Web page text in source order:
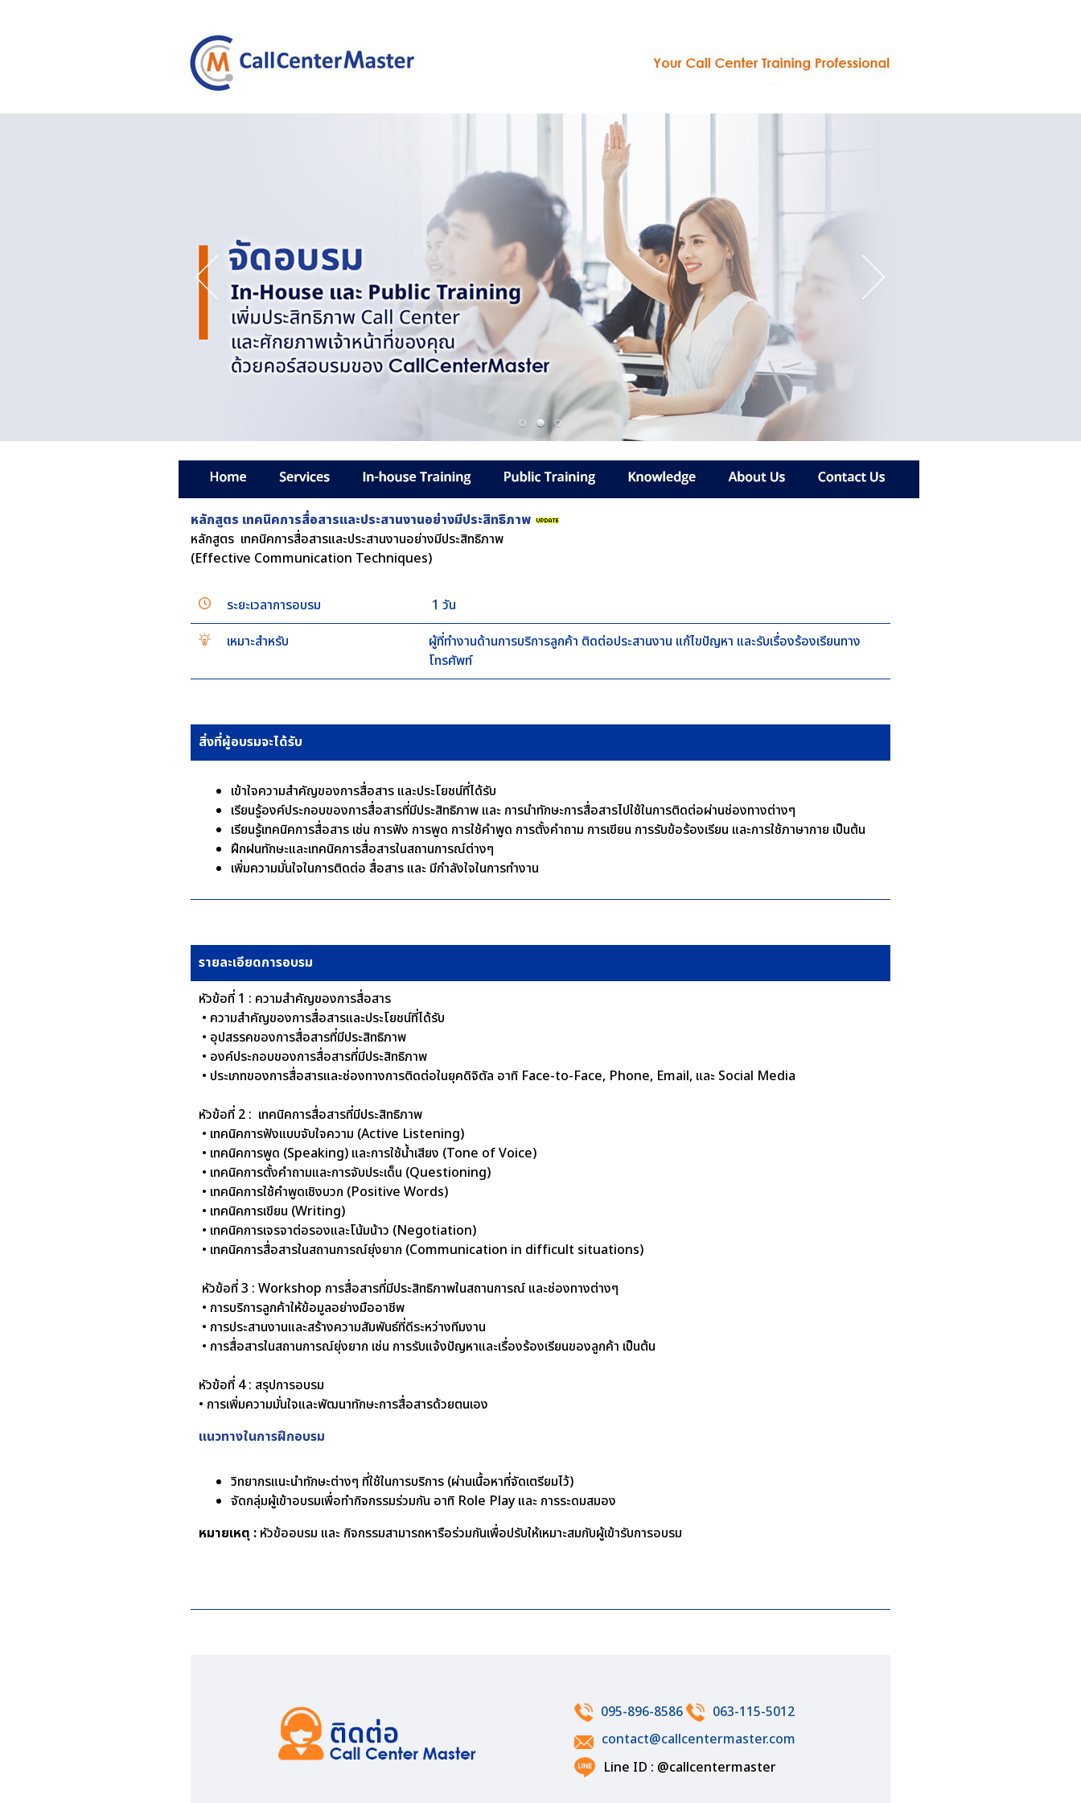
หลักสูตร เทคนิคการสื่อสารและประสานงานอย่างมีประสิทธิภาพ
หลักสูตร เทคนิคการสื่อสารและประสานงานอย่างมีประสิทธิภาพ
(Effective Communication Techniques)
ระยะเวลาการอบรม
1 วัน
เหมาะสำหรับ
ผู้ที่ทำงานด้านการบริการลูกค้า ติดต่อประสานงาน แก้ไขปัญหา และรับเรื่องร้องเรียนทาง
โทรศัพท์
สิ่งที่ผู้อบรมจะได้รับ
เข้าใจความสำคัญของการสื่อสาร และประโยชน์ที่ได้รับ
เรียนรู้องค์ประกอบของการสื่อสารที่มีประสิทธิภาพ และ การนำทักษะการสื่อสารไปใช้ในการติดต่อผ่านช่องทางต่างๆ
เรียนรู้เทคนิคการสื่อสาร เช่น การฟัง การพูด การใช้คำพูด การตั้งคำถาม การเขียน การรับข้อร้องเรียน และการใช้ภาษากาย เป็นต้น
ฝึกฝนทักษะและเทคนิคการสื่อสารในสถานการณ์ต่างๆ
เพิ่มความมั่นใจในการติดต่อ สื่อสาร และ มีกำลังใจในการทำงาน
รายละเอียดการอบรม
หัวข้อที่ 1 : ความสำคัญของการสื่อสาร
• ความสำคัญของการสื่อสารและประโยชน์ที่ได้รับ
• อุปสรรคของการสื่อสารที่มีประสิทธิภาพ
• องค์ประกอบของการสื่อสารที่มีประสิทธิภาพ
• ประเภทของการสื่อสารและช่องทางการติดต่อในยุคดิจิตัล อาทิ Face-to-Face, Phone, Email, และ Social Media
หัวข้อที่ 2 : เทคนิคการสื่อสารที่มีประสิทธิภาพ
• เทคนิคการฟังแบบจับใจความ (Active Listening)
• เทคนิคการพูด (Speaking) และการใช้น้ำเสียง (Tone of Voice)
• เทคนิคการตั้งคำถามและการจับประเด็น (Questioning)
• เทคนิคการใช้คำพูดเชิงบวก (Positive Words)
• เทคนิคการเขียน (Writing)
• เทคนิคการเจรจาต่อรองและโน้มน้าว (Negotiation)
• เทคนิคการสื่อสารในสถานการณ์ยุ่งยาก (Communication in difficult situations)
หัวข้อที่ 3 : Workshop การสื่อสารที่มีประสิทธิภาพในสถานการณ์ และช่องทางต่างๆ
• การบริการลูกค้าให้ข้อมูลอย่างมืออาชีพ
• การประสานงานและสร้างความสัมพันธ์ที่ดีระหว่างทีมงาน
• การสื่อสารในสถานการณ์ยุ่งยาก เช่น การรับแจ้งปัญหาและเรื่องร้องเรียนของลูกค้า เป็นต้น
หัวข้อที่ 4 : สรุปการอบรม
• การเพิ่มความมั่นใจและพัฒนาทักษะการสื่อสารด้วยตนเอง
แนวทางในการฝึกอบรม
วิทยากรแนะนำทักษะต่างๆ ที่ใช้ในการบริการ (ผ่านเนื้อหาที่จัดเตรียมไว้)
จัดกลุ่มผู้เข้าอบรมเพื่อทำกิจกรรมร่วมกัน อาทิ Role Play และ การระดมสมอง
หมายเหตุ : หัวข้ออบรม และ กิจกรรมสามารถหารือร่วมกันเพื่อปรับให้เหมาะสมกับผู้เข้ารับการอบรม
095-896-8586
063-115-5012
contact@callcentermaster.com
Line ID : @callcentermaster